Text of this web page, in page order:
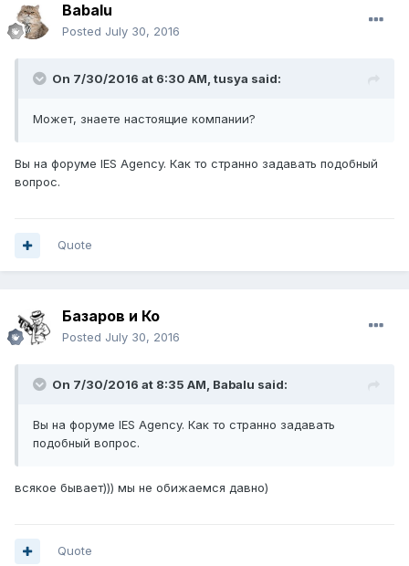
Babalu
Posted July 30, 2016
On 7/30/2016 at 6:30 AM, tusya said:
Может, знаете настоящие компании?
Вы на форуме IES Agency. Как то странно задавать подобный
вопрос.
Quote
Базаров и Ко
Posted July 30, 2016
On 7/30/2016 at 8:35 AM, Babalu said:
Вы на форуме IES Agency. Как то странно задавать
подобный вопрос.
всякое бывает))) мы не обижаемся давно)
Quote